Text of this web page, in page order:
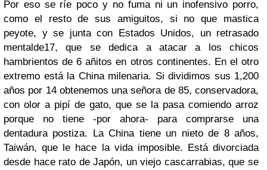
Por eso se ríe poco y no fuma ni un inofensivo porro,
como el resto de sus amiguitos, si no que mastica
peyote, y se junta con Estados Unidos, un retrasado
mentalde17, que se dedica a atacar a los chicos
hambrientos de 6 añitos en otros continentes. En el otro
extremo está la China milenaria. Si dividimos sus 1,200
años por 14 obtenemos una señora de 85, conservadora,
con olor a pipí de gato, que se la pasa comiendo arroz
porque no tiene -por ahora- para comprarse una
dentadura postiza. La China tiene un nieto de 8 años,
Taiwán, que le hace la vida imposible. Está divorciada
desde hace rato de Japón, un viejo cascarrabias, que se